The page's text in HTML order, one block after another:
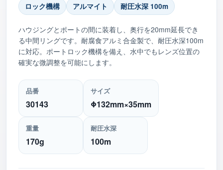
ロック機構 アルマイト 耐圧水深 100m
ハウジングとポートの間に装着し、奥行を20mm延長でき
る中間リングです。耐腐食アルミ合金製で、耐圧水深100m
に対応。ポートロック機構を備え、水中でもレンズ位置の
確実な微調整を可能にします。
品番
30143
サイズ
Φ132mm×35mm
重量
170g
耐圧水深
100m